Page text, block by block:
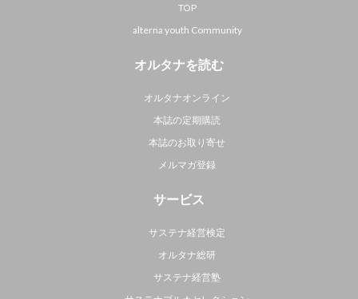
TOP
alterna youth Community
オルタナを読む
オルタナオンライン
本誌の定期購読
本誌のお取り寄せ
メルマガ登録
サービス
サステナ経営検定
オルタナ総研
サステナ経営塾